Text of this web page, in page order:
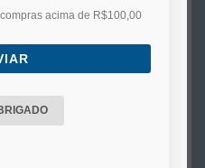
acima de R$100,00